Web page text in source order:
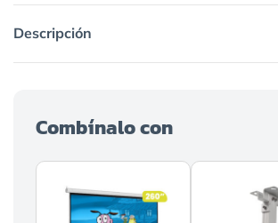
Descripción
Combínalo con